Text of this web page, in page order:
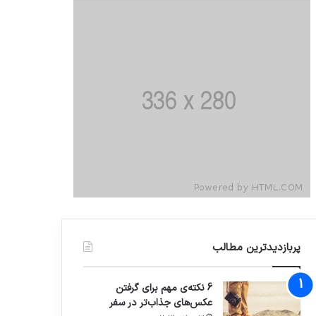
پربازدیدترین مطالب
6 نکته‌ی مهم برای گرفتن
عکس‌های جذاب‌تر در سفر